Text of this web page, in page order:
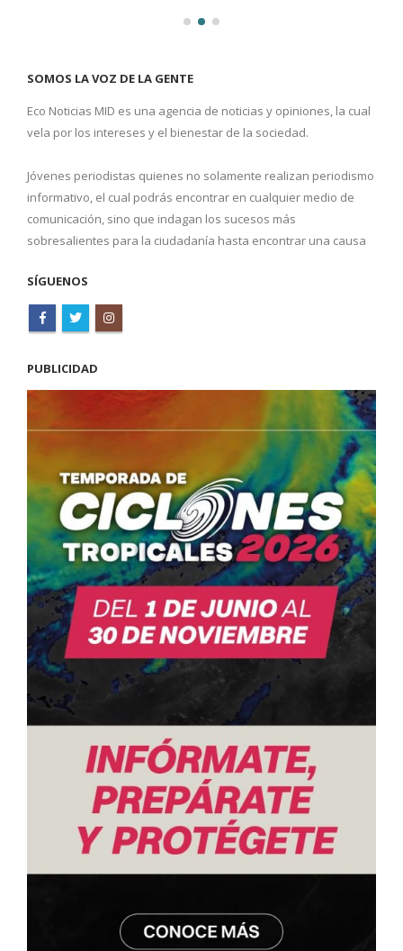
SOMOS LA VOZ DE LA GENTE
Eco Noticias MID es una agencia de noticias y opiniones, la cual
vela por los intereses y el bienestar de la sociedad.
Jóvenes periodistas quienes no solamente realizan periodismo
informativo, el cual podrás encontrar en cualquier medio de
comunicación, sino que indagan los sucesos más
sobresalientes para la ciudadanía hasta encontrar una causa
SÍGUENOS
PUBLICIDAD